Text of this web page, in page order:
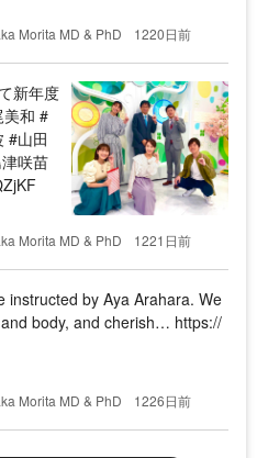
Morita MD & PhD
1220日前
新年度
美和 #
#山田
咲苗
Morita MD & PhD
1221日前
instructed by Aya Arahara. We
body, and cherish… https://
Morita MD & PhD
1226日前